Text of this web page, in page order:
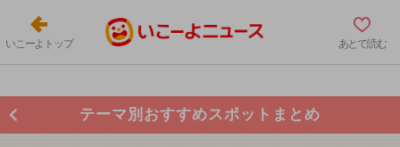
いこーよトップ あとで読む
テーマ別おすすめスポットまとめ